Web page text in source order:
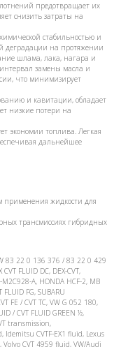
предотвращает их
снизить затраты на
стабильностью и
деградации на протяжении
шлама, лака, нагара и
замены масла и
что минимизирует
и кавитации, обладает
низкие потери на
экономии топлива. Легкая
дальнейшее
применения жидкости для
трансмиссиях гибридных
83 22 0 136 376 / 83 22 0 429
FLUID DC, DEX-CVT,
M2C928-A, HONDA HCF-2, MB
FG, SUBARU
FE / CVT TC, VW G 052 180,
/ CVT FLUID GREEN ½,
transmission,
Idemitsu CVTF-EX1 fluid, Lexus
CVT 4959 fluid, VW/Audi